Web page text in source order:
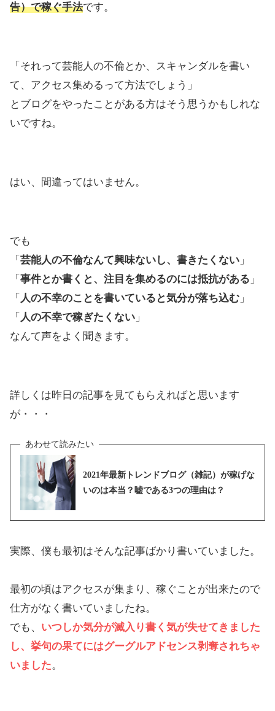
告）で稼ぐ手法です。
「それって芸能人の不倫とか、スキャンダルを書い
て、アクセス集めるって方法でしょう」
とブログをやったことがある方はそう思うかもしれな
いですね。
はい、間違ってはいません。
でも
「 芸能人の不倫なんて興味ないし、書きたくない 」
「 事件とか書くと、注目を集めるのには抵抗がある 」
「 人の不幸のことを書いていると気分が落ち込む 」
「 人の不幸で稼ぎたくない 」
なんて声をよく聞きます。
詳しくは昨日の記事を見てもらえればと思います
が・・・
2021年最新トレンドブログ（雑記）が稼げな
いのは本当？嘘である3つの理由は？
実際、僕も最初はそんな記事ばかり書いていました。
最初の頃はアクセスが集まり、稼ぐことが出来たので
仕方がなく書いていましたね。
でも、 いつしか気分が滅入り書く気が失せてきました
し、挙句の果てにはグーグルアドセンス剥奪されちゃ
いました。